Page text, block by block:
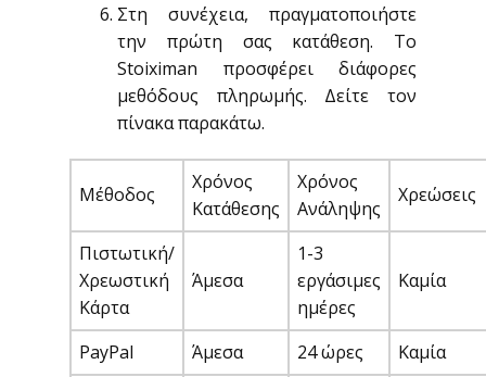
Στη συνέχεια, πραγματοποιήστε
την πρώτη σας κατάθεση. Το
Stoiximan προσφέρει διάφορες
μεθόδους πληρωμής. Δείτε τον
πίνακα παρακάτω.
Μέθοδος
Χρόνος
Κατάθεσης
Χρόνος
Ανάληψης
Χρεώσεις
Πιστωτική/
Χρεωστική
Κάρτα
Άμεσα
1-3
εργάσιμες
ημέρες
Καμία
PayPal Άμεσα 24 ώρες Καμία